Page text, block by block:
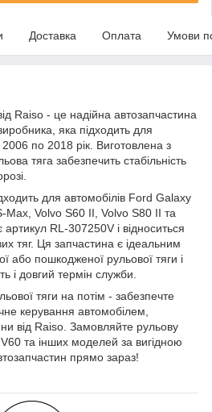
Доставка Оплата Умови
Raiso - це надійна автозапчастина
яка підходить для
2006 по 2018 рік. Виготовлена з
тяга забезпечить стабільність
для автомобілів Ford Galaxy
Volvo S60 II, Volvo S80 II та
RL-307250V і відноситься
тяг. Ця запчастина є ідеальним
або пошкодженої рульової тяги і
і довгий термін служби.
тяги на потім - забезпечте
керування автомобілем,
від Raiso. Замовляйте рульову
та інших моделей за вигідною
прямо зараз!